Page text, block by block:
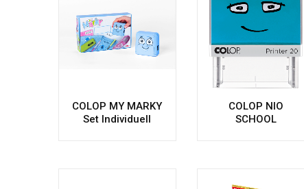
COLOP MY MARKY
Set Individuell
COLOP NIO
SCHOOL